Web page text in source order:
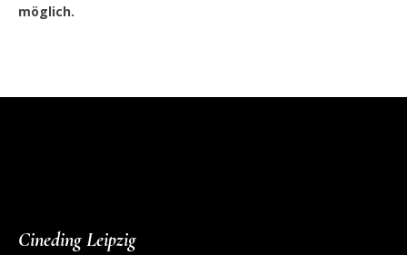
möglich.
Cineding Leipzig